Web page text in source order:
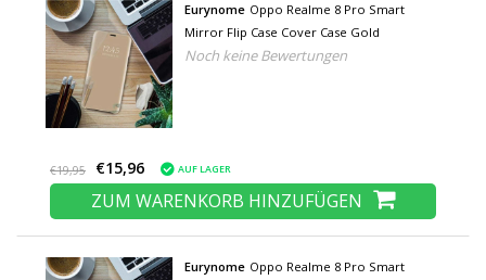
Eurynome Oppo Realme 8 Pro Smart
Mirror Flip Case Cover Case Gold
Noch keine Bewertungen
€19,95 €15,96 AUF LAGER
ZUM WARENKORB HINZUFÜGEN
Eurynome Oppo Realme 8 Pro Smart